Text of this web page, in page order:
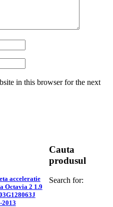
in this browser for the next
acceleratie
Octavia 2 1.9
2013
Cauta
produsul
Search for: